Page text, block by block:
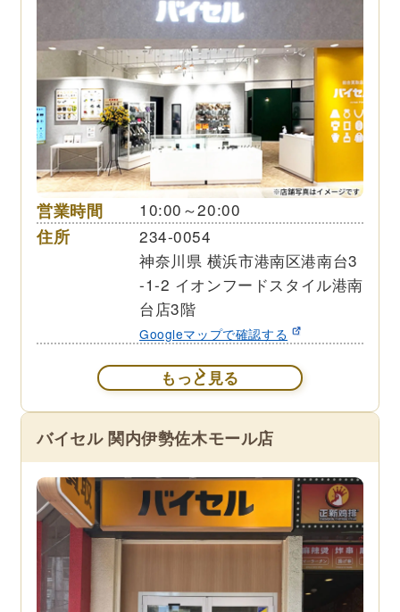
営業時間 10:00～20:00
住所
234-0054
神奈川県 横浜市港南区港南台3
-1-2 イオンフードスタイル港南
台店3階
Googleマップで確認する
もっと見る
バイセル 関内伊勢佐木モール店